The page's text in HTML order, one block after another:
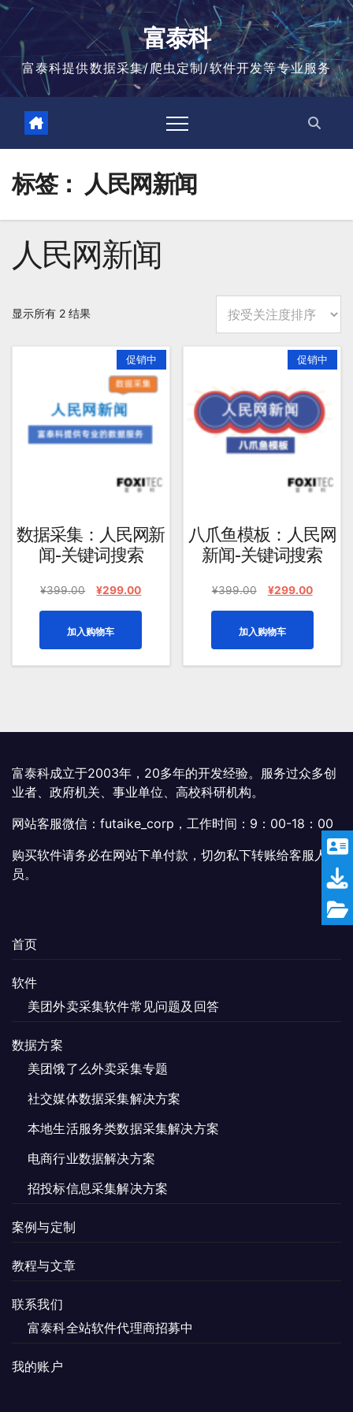
跳
富泰科
富泰科提供数据采集/爬虫定制/软件开发等专业服务
标签： 人民网新闻
人民网新闻
显示所有 2 结果按
评
序
促销中
数据采集：人民网新
闻-关键词搜索
¥399.00
原
¥399.00。
¥299.00当
为：
¥299.00。
加入购物车
促销中
八爪鱼模板：人民网
新闻-关键词搜索
¥399.00
原
¥399.00。
¥299.00当
为：
加入购物车
富泰科成立于2003年，20多年的开发经验。服务过众多创
业者、政府机关、事业单位、高校科研机构。
网站客服微信：futaike_corp，工作时间：9：00-18：00
购买软件请务必在网站下单付款，切勿私下转账给客服人
员。
首页
软件
美团外卖采集软件常见问题及回答
数据方案
美团饿了么外卖采集专题
社交媒体数据采集解决方案
本地生活服务类数据采集解决方案
电商行业数据解决方案
招投标信息采集解决方案
案例与定制
教程与文章
联系我们
富泰科全站软件代理商招募中
我的账户